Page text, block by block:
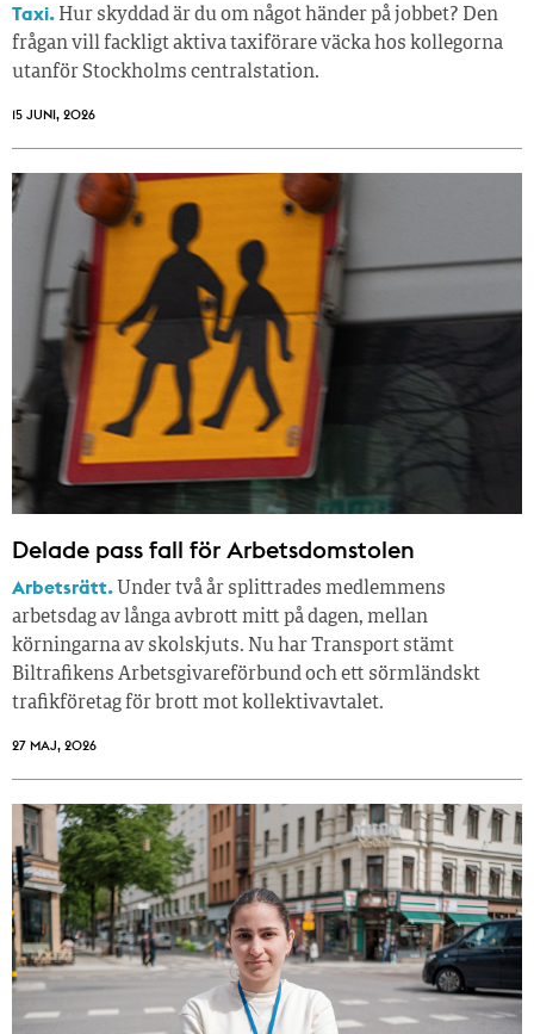
Taxi. Hur skyddad är du om något händer på jobbet? Den
frågan vill fackligt aktiva taxiförare väcka hos kollegorna
utanför Stockholms centralstation.
15 JUNI, 2026
Delade pass fall för Arbetsdomstolen
Arbetsrätt. Under två år splittrades medlemmens
arbetsdag av långa avbrott mitt på dagen, mellan
körningarna av skolskjuts. Nu har Transport stämt
Biltrafikens Arbetsgivareförbund och ett sörmländskt
trafikföretag för brott mot kollektivavtalet.
27 MAJ, 2026